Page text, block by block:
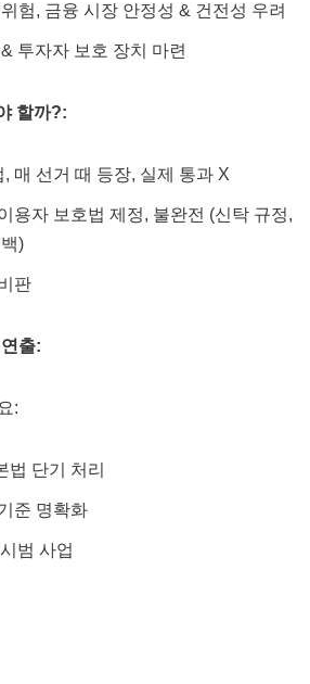
험, 금융 시장 안정성 & 건전성 우려
투자자 보호 장치 마련
할까?:
매 선거 때 등장, 실제 통과 X
용자 보호법 제정, 불완전 (신탁 규정,
)
판
출:
:
법 단기 처리
준 명확화
범 사업